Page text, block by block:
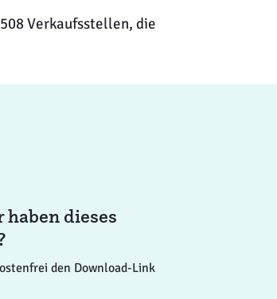
Verkaufsstellen, die
haben dieses
den Download-Link